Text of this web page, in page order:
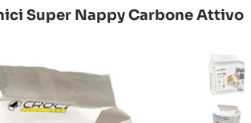
Super Nappy Carbone Attivo